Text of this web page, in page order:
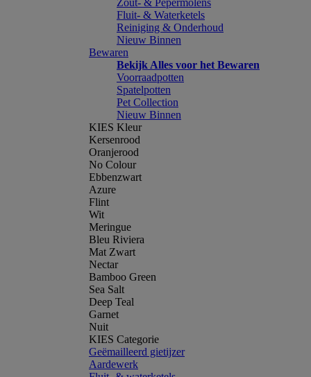
Zout- & Pepermolens
Fluit- & Waterketels
Reiniging & Onderhoud
Nieuw Binnen
Bewaren
Bekijk Alles voor het Bewaren
Voorraadpotten
Spatelpotten
Pet Collection
Nieuw Binnen
KIES Kleur
Kersenrood
Oranjerood
No Colour
Ebbenzwart
Azure
Flint
Wit
Meringue
Bleu Riviera
Mat Zwart
Nectar
Bamboo Green
Sea Salt
Deep Teal
Garnet
Nuit
KIES Categorie
Geëmailleerd gietijzer
Aardewerk